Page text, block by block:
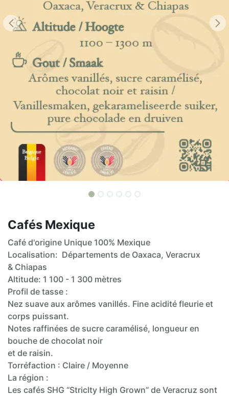
Cafés Mexique
Café d'origine Unique 100% Mexique
Localisation: Départements de Oaxaca, Veracrux
& Chiapas
Altitude: 1 100 - 1 300 mètres
Profil de tasse :
Nez suave aux arômes vanillés. Fine acidité fleurie et
corps puissant.
Notes raffinées de sucre caramélisé, longueur en
bouche de chocolat noir
et de raisin.
Torréfaction : Claire / Moyenne
La région :
Les cafés SHG “Striclty High Grown” de Veracruz sont